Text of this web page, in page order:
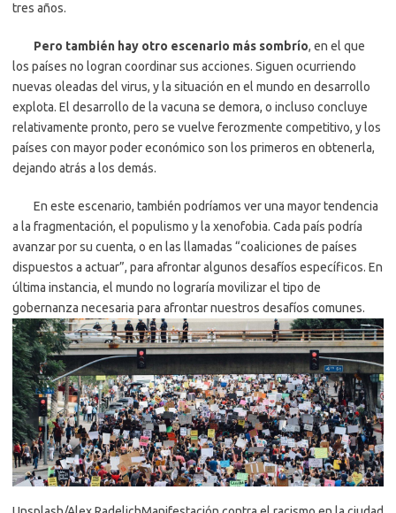
tres años.
Pero también hay otro escenario más sombrío, en el que
los países no logran coordinar sus acciones. Siguen ocurriendo
nuevas oleadas del virus, y la situación en el mundo en desarrollo
explota. El desarrollo de la vacuna se demora, o incluso concluye
relativamente pronto, pero se vuelve ferozmente competitivo, y los
países con mayor poder económico son los primeros en obtenerla,
dejando atrás a los demás.
En este escenario, también podríamos ver una mayor tendencia
a la fragmentación, el populismo y la xenofobia. Cada país podría
avanzar por su cuenta, o en las llamadas “coaliciones de países
dispuestos a actuar”, para afrontar algunos desafíos específicos. En
última instancia, el mundo no lograría movilizar el tipo de
gobernanza necesaria para afrontar nuestros desafíos comunes.